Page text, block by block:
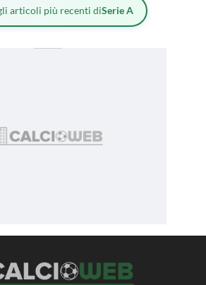
articoli più recenti diSerie A